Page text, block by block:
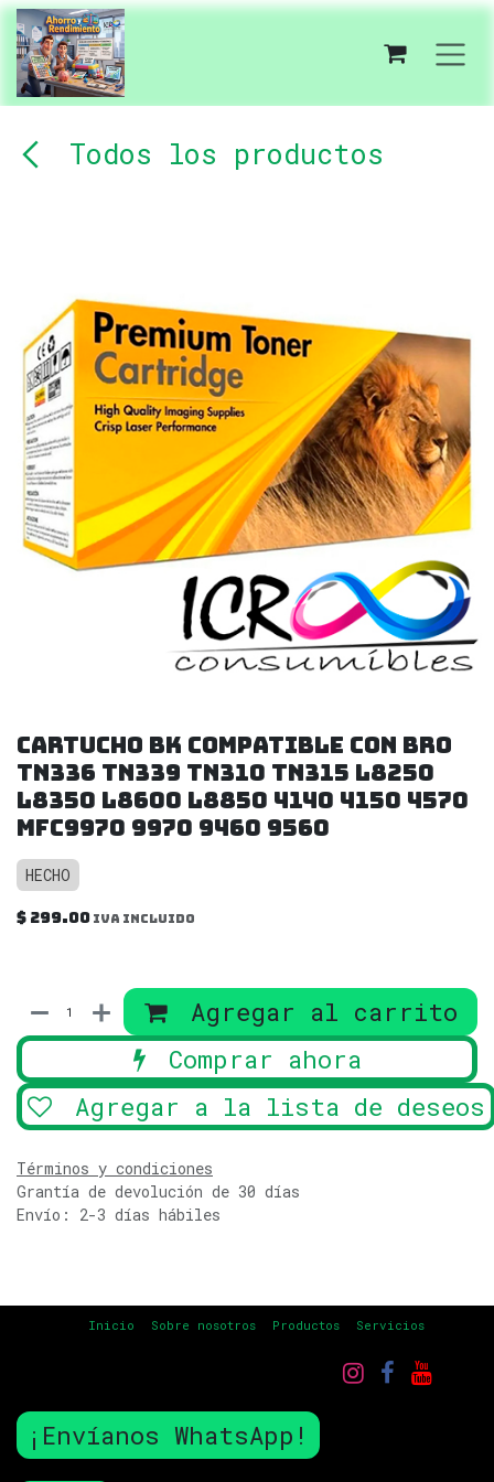
Ir al contenido
Todos los productos
Cartucho Bk compatible con Bro
TN336 TN339 TN310 TN315 L8250
L8350 L8600 L8850 4140 4150 4570
MFC9970 9970 9460 9560
HECHO
$ 299.00 IVA incluido
Agregar al carrito
Comprar ahora
Agregar a la lista de deseos
Términos y condiciones
Grantía de devolución de 30 días
Envío: 2-3 días hábiles
Inicio Sobre nosotros Productos Servicios
¡Envíanos WhatsApp!